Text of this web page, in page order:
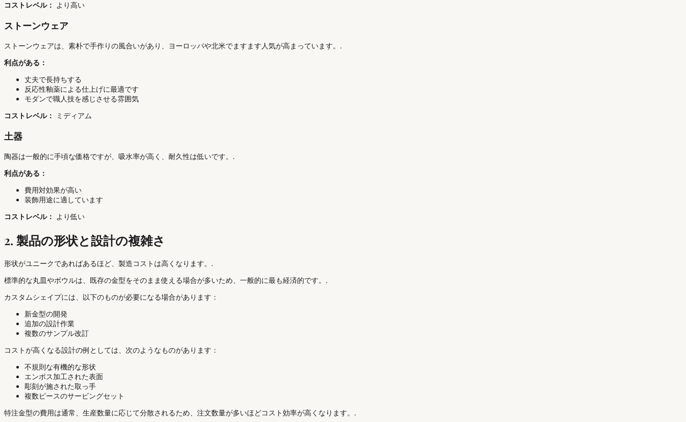
コストレベル：
より高い
ストーンウェア
ストーンウェアは、素朴で手作りの風合いがあり、ヨーロッパや北米でますます人気が高まっています。.
利点がある：
丈夫で長持ちする
反応性釉薬による仕上げに最適です
モダンで職人技を感じさせる雰囲気
コストレベル：
ミディアム
土器
陶器は一般的に手頃な価格ですが、吸水率が高く、耐久性は低いです。.
利点がある：
費用対効果が高い
装飾用途に適しています
コストレベル：
より低い
2. 製品の形状と設計の複雑さ
形状がユニークであればあるほど、製造コストは高くなります。.
標準的な丸皿やボウルは、既存の金型をそのまま使える場合が多いため、一般的に最も経済的です。.
カスタムシェイプには、以下のものが必要になる場合があります：
新金型の開発
追加の設計作業
複数のサンプル改訂
コストが高くなる設計の例としては、次のようなものがあります：
不規則な有機的な形状
エンボス加工された表面
彫刻が施された取っ手
複数ピースのサービングセット
特注金型の費用は通常、生産数量に応じて分散されるため、注文数量が多いほどコスト効率が高くなります。.